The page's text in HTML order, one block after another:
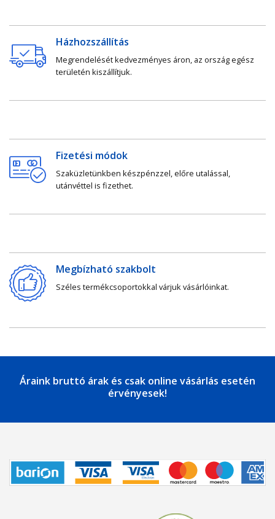
Házhozszállítás
Megrendelését kedvezményes áron, az ország egész
területén kiszállítjuk.
Fizetési módok
Szaküzletünkben készpénzzel, előre utalással,
utánvéttel is fizethet.
Megbízható szakbolt
Széles termékcsoportokkal várjuk vásárlóinkat.
Áraink bruttó árak és csak online vásárlás esetén
érvényesek!